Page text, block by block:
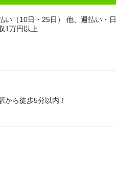
い（10日・25日） 他、週払い・日
1万円以上
から徒歩5分以内！